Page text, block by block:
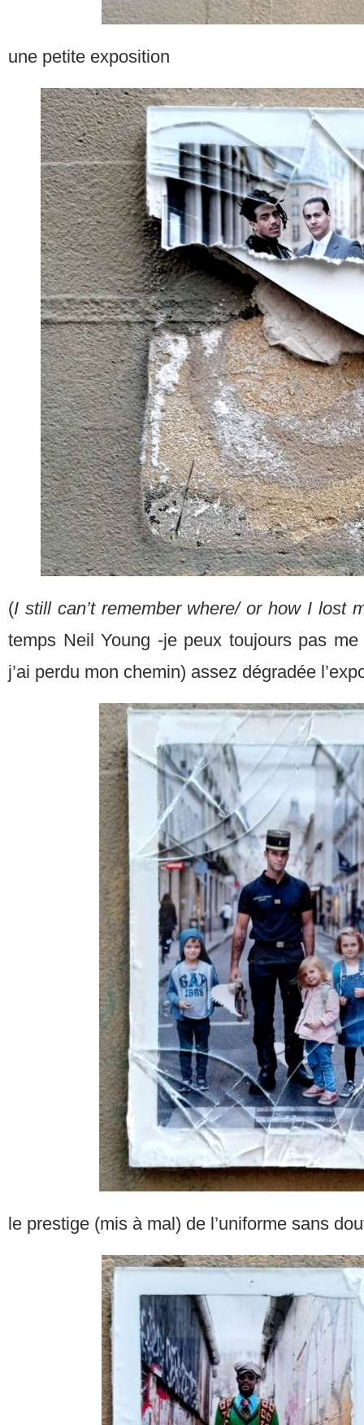
une petite exposition
(I still can’t remember where/ or how I lost
temps Neil Young -je peux toujours pas
j’ai perdu mon chemin) assez dégradée
le prestige (mis à mal) de l’uniforme sans